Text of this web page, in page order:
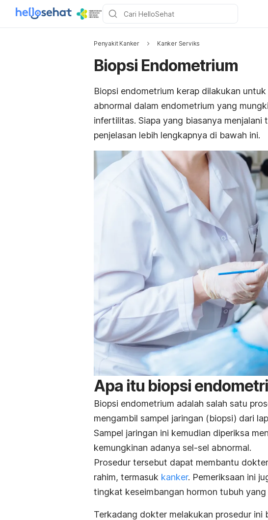
Penyakit Kanker Kanker Serviks
Biopsi Endometrium
Biopsi endometrium kerap dilakukan
abnormal dalam endometrium yang
infertilitas. Siapa yang biasanya menjalani
penjelasan lebih lengkapnya di bawah ini.
Apa itu biopsi
Biopsi endometrium adalah salah satu
mengambil sampel jaringan (biopsi) dari
Sampel jaringan ini kemudian diperiksa
kemungkinan adanya sel-sel abnormal.
Prosedur tersebut dapat membantu
rahim, termasuk kanker. Pemeriksaan ini
tingkat keseimbangan hormon tubuh
Terkadang dokter melakukan prosedur ini